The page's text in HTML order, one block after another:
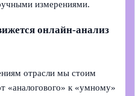
измерениями.
онлайн‑анализ
отрасли мы стоим
«аналогового» к «умному»